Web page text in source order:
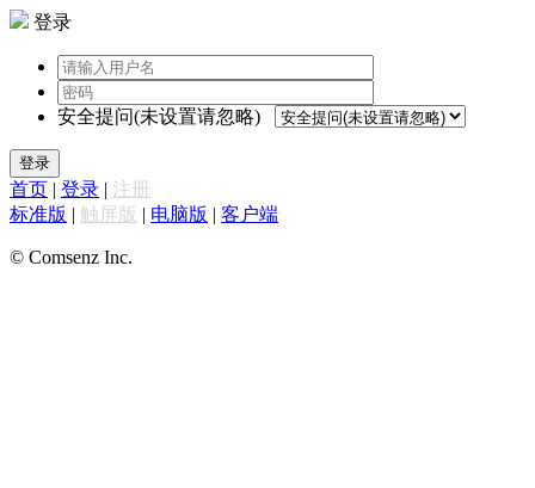
登录
安全提问(未设置请忽略)
登录
首页 | 登录 | 注册
标准版 | 触屏版 | 电脑版 | 客户端
© Comsenz Inc.